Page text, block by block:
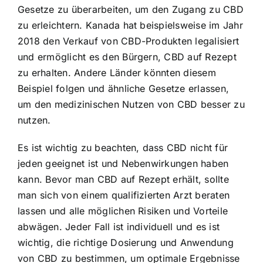
Gesetze zu überarbeiten, um den Zugang zu CBD
zu erleichtern. Kanada hat beispielsweise im Jahr
2018 den Verkauf von CBD-Produkten legalisiert
und ermöglicht es den Bürgern, CBD auf Rezept
zu erhalten. Andere Länder könnten diesem
Beispiel folgen und ähnliche Gesetze erlassen,
um den medizinischen Nutzen von CBD besser zu
nutzen.
Es ist wichtig zu beachten, dass CBD nicht für
jeden geeignet ist und Nebenwirkungen haben
kann. Bevor man CBD auf Rezept erhält, sollte
man sich von einem qualifizierten Arzt beraten
lassen und alle möglichen Risiken und Vorteile
abwägen. Jeder Fall ist individuell und es ist
wichtig, die richtige Dosierung und Anwendung
von CBD zu bestimmen, um optimale Ergebnisse